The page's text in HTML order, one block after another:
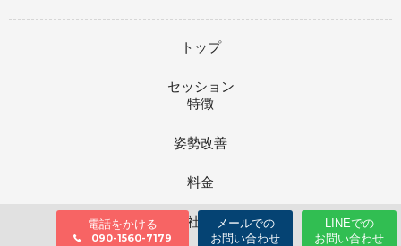
トップ
セッション
特徴
姿勢改善
料金
会社情報
電話をかける
090-1560-7179
メールでの
お問い合わせ
LINEでの
お問い合わせ